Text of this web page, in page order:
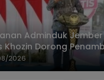
Adminduk
Khozin Dorong
e-KTP
2026